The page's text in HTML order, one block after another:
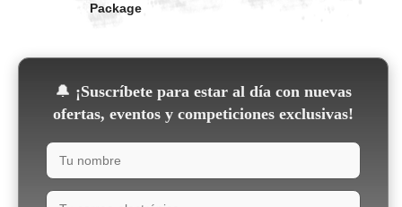
Package
🔔 ¡Suscríbete para estar al día con nuevas
ofertas, eventos y competiciones exclusivas!